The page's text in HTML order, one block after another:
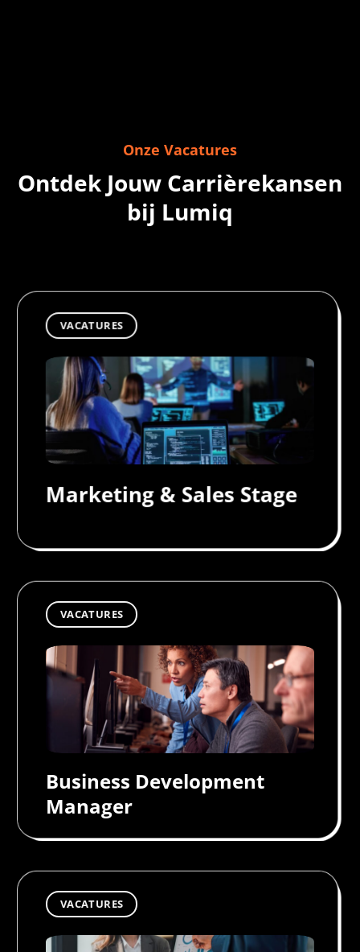
Onze Vacatures
Ontdek Jouw Carrièrekansen
bij Lumiq
VACATURES
Marketing & Sales Stage
VACATURES
Business Development
Manager
VACATURES